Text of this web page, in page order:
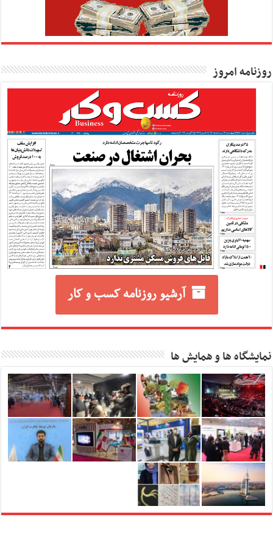
روزنامه امروز
آرشیو روزنامه کسب و کار
نمایشگاه ها و همایش ها